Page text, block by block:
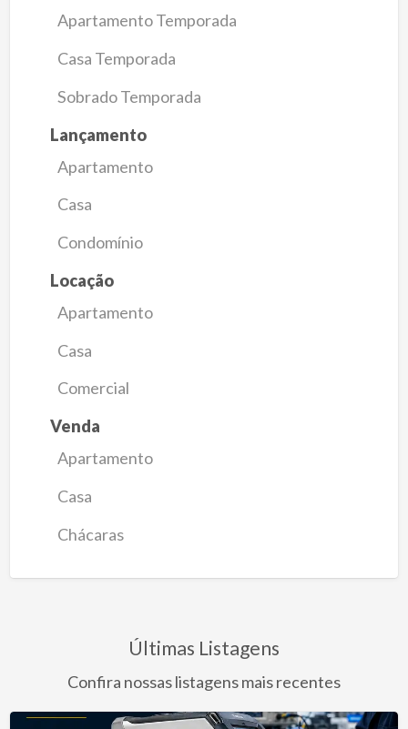
Apartamento Temporada
Casa Temporada
Sobrado Temporada
Lançamento
Apartamento
Casa
Condomínio
Locação
Apartamento
Casa
Comercial
Venda
Apartamento
Casa
Chácaras
Últimas Listagens
Confira nossas listagens mais recentes